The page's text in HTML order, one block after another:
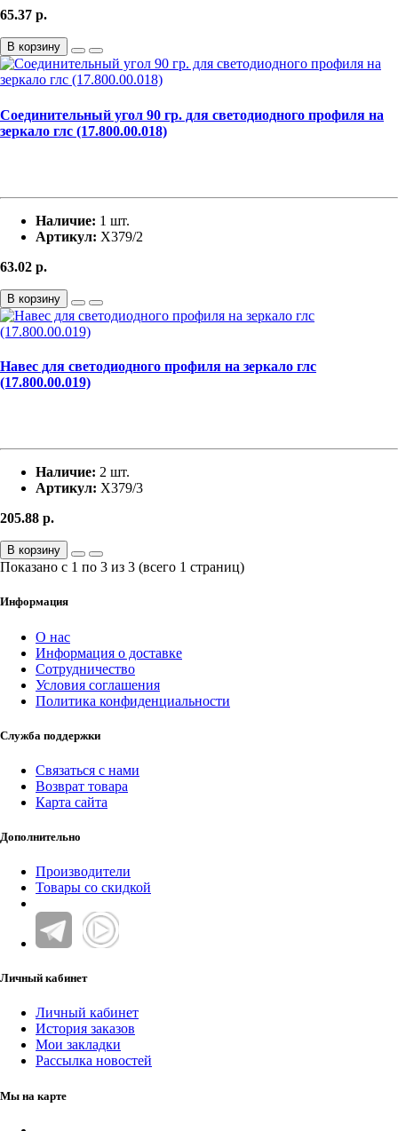
65.37 р.
В корзину
Соединительный угол 90 гр. для светодиодного профиля на
зеркало глс (17.800.00.018)
Наличие: 1 шт.
Артикул: Х379/2
63.02 р.
В корзину
Навес для светодиодного профиля на зеркало глс
(17.800.00.019)
Наличие: 2 шт.
Артикул: Х379/3
205.88 р.
В корзину
Показано с 1 по 3 из 3 (всего 1 страниц)
Информация
О нас
Информация о доставке
Сотрудничество
Условия соглашения
Политика конфиденциальности
Служба поддержки
Связаться с нами
Возврат товара
Карта сайта
Дополнительно
Производители
Товары со скидкой
Личный кабинет
Личный кабинет
История заказов
Мои закладки
Рассылка новостей
Мы на карте